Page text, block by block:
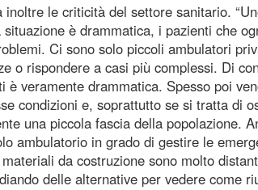
inoltre le criticità del settore sanitario.
è drammatica, i pazienti che
Ci sono solo piccoli ambulatori
o rispondere a casi più complessi. Di
è veramente drammatica. Spesso poi
condizioni e, soprattutto se si tratta di
una piccola fascia della popolazione.
ambulatorio in grado di gestire le
da costruzione sono molto
delle alternative per vedere come